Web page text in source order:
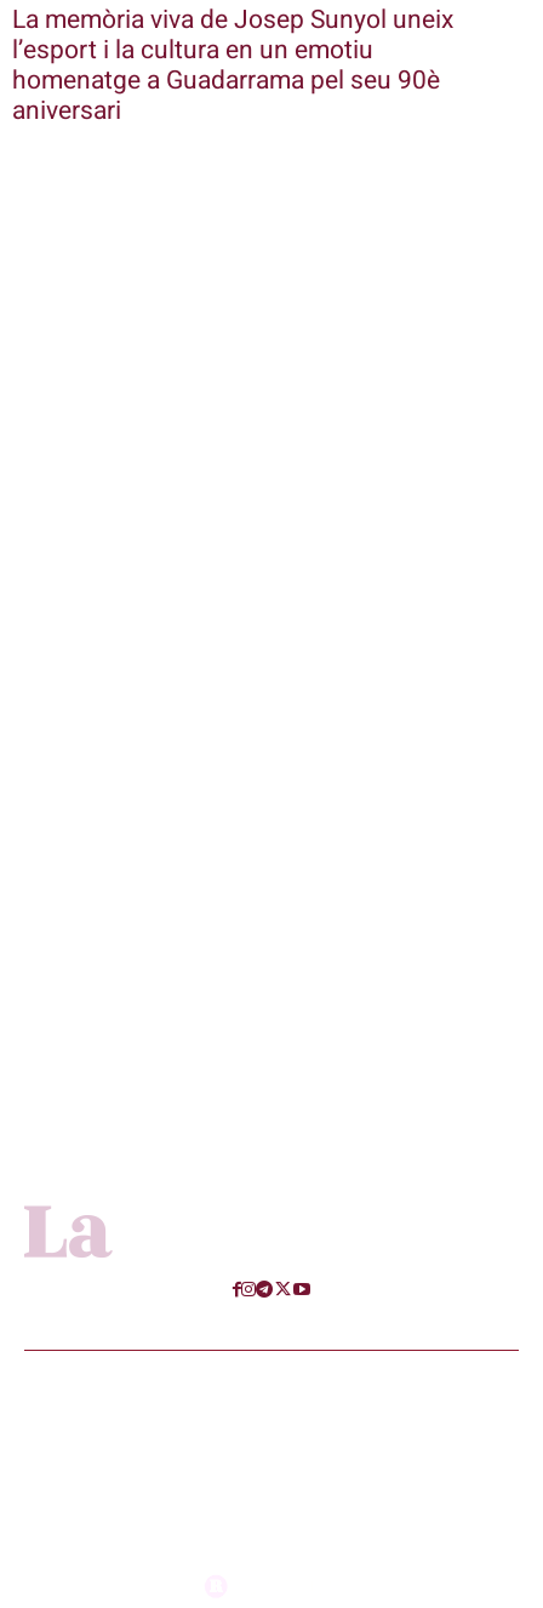
La memòria viva de Josep Sunyol uneix
l’esport i la cultura en un emotiu
homenatge a Guadarrama pel seu 90è
aniversari